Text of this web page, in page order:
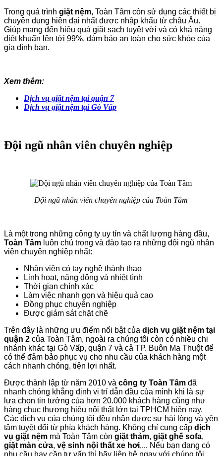
Trong quá trình giặt nệm, Toàn Tâm còn sử dụng các thiết bị
chuyên dụng hiện đại nhất được nhập khẩu từ châu Âu.
Giúp mang đến hiệu quả giặt sạch tuyệt vời và có khả năng
diệt khuẩn lên tới 99%, đảm bảo an toàn cho sức khỏe của
gia đình bạn.
Xem thêm:
Dịch vụ giặt nệm tại quận 7
Dịch vụ giặt nệm tại Gò Vấp
Đội ngũ nhân viên chuyên nghiệp
Đội ngũ nhân viên chuyên nghiệp của Toàn Tâm
Là một trong những công ty uy tín và chất lượng hàng đầu,
Toàn Tâm luôn chú trọng và đào tạo ra những đội ngũ nhân
viên chuyên nghiệp nhất:
Nhân viên có tay nghề thành thạo
Linh hoạt, năng động và nhiệt tình
Thời gian chính xác
Làm việc nhanh gọn và hiệu quả cao
Đồng phục chuyên nghiệp
Được giám sát chặt chẽ
Trên đây là những ưu điểm nổi bật của dịch vụ giặt nệm tại
quận 2 của Toàn Tâm, ngoài ra chúng tôi còn có nhiều chi
nhánh khác tại Gò Vấp, quận 7 và cả TP. Buôn Ma Thuột để
có thể đảm bảo phục vụ cho nhu cầu của khách hàng một
cách nhanh chóng, tiện lợi nhất.
Được thành lập từ năm 2010 và công ty Toàn Tâm đã
nhanh chóng khẳng định vị trí dẫn đầu của mình khi là sự
lựa chọn tin tưởng của hơn 20.000 khách hàng cũng như
hàng chục thương hiệu nội thất lớn tại TPHCM hiện nay.
Các dịch vụ của chúng tôi đều nhận được sự hài lòng và yên
tâm tuyệt đối từ phía khách hàng. Không chỉ cung cấp dịch
vụ giặt nệm mà Toàn Tâm còn giặt thảm, giặt ghế sofa,
giặt màn cửa, vệ sinh nội thất xe hơi,... Nếu bạn đang có